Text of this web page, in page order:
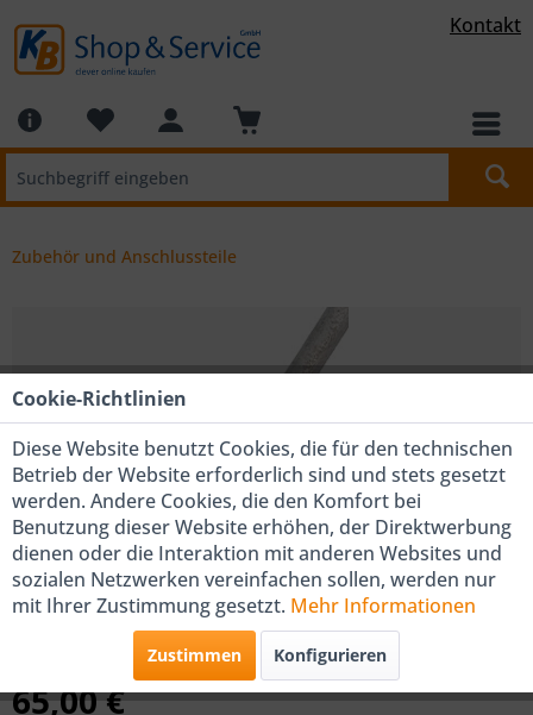
Kontakt
Zubehör und Anschlussteile
COSMO Opferanode 1"
65,00 €
Cookie-Richtlinien
Diese Website benutzt Cookies, die für den technischen
Betrieb der Website erforderlich sind und stets gesetzt
werden. Andere Cookies, die den Komfort bei
Benutzung dieser Website erhöhen, der Direktwerbung
dienen oder die Interaktion mit anderen Websites und
sozialen Netzwerken vereinfachen sollen, werden nur
mit Ihrer Zustimmung gesetzt. Mehr Informationen
Zustimmen Konfigurieren